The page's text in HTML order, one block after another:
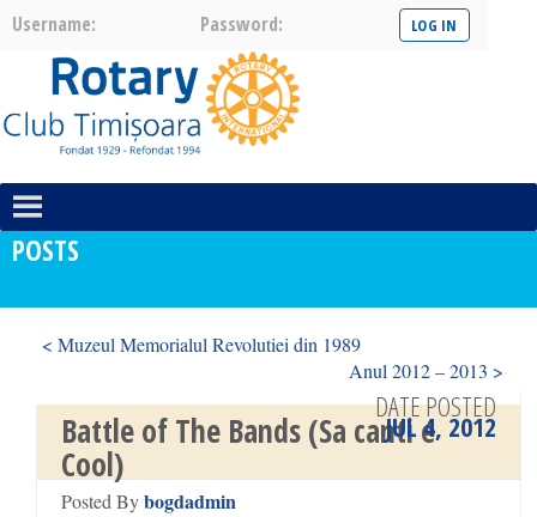
Username: Password:
POSTS
< Muzeul Memorialul Revolutiei din 1989
Anul 2012 – 2013 >
Battle of The Bands (Sa canti e
Cool)
Posted Bybogdadmin
DATE POSTED
JUL 4, 2012